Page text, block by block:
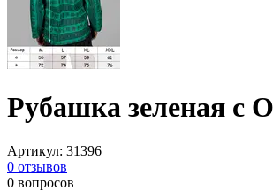
Рубашка зеленая с
Артикул: 31396
0 отзывов
0 вопросов